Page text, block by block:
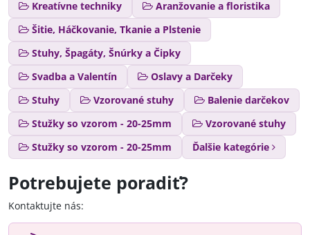
Kreatívne techniky
Aranžovanie a floristika
Šitie, Háčkovanie, Tkanie a Plstenie
Stuhy, Špagáty, Šnúrky a Čipky
Svadba a Valentín
Oslavy a Darčeky
Stuhy
Vzorované stuhy
Balenie darčekov
Stužky so vzorom - 20-25mm
Vzorované stuhy
Stužky so vzorom - 20-25mm
Ďalšie kategórie
Potrebujete poradiť?
Kontaktujte nás: